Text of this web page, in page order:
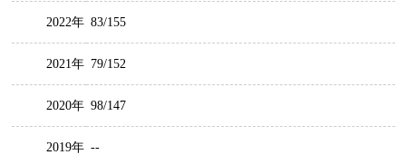
2022年 83/155
2021年 79/152
2020年 98/147
2019年 --